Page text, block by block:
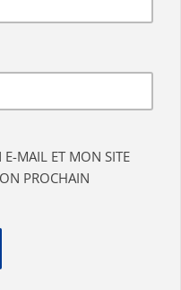
MAIL ET MON SITE
PROCHAIN